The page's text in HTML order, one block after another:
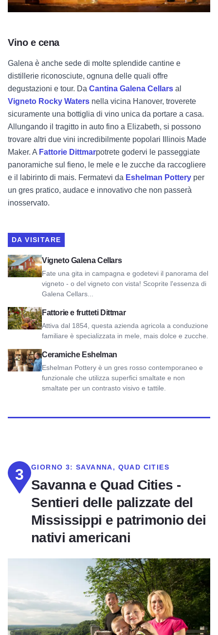
Vino e cena
Galena è anche sede di molte splendide cantine e
distillerie riconosciute, ognuna delle quali offre
degustazioni e tour. Da Cantina Galena Cellars al
Vigneto Rocky Waters nella vicina Hanover, troverete
sicuramente una bottiglia di vino unica da portare a casa.
Allungando il tragitto in auto fino a Elizabeth, si possono
trovare altri due vini incredibilmente popolari
Illinois Made
Maker. A Fattorie Dittmarpotrete godervi le passeggiate
panoramiche sul fieno, le mele e le zucche da raccogliere
e il labirinto di mais. Fermatevi da Eshelman Pottery per
un gres pratico, audace e innovativo che non passerà
inosservato.
DA VISITARE
Vigneto Galena Cellars
Fate una gita in campagna e godetevi il panorama del
vigneto - o del vigneto con vista! Scoprite l'essenza di
Galena Cellars...
Visualizza il vigneto Galena Cellars
Fattorie e frutteti Dittmar
Attiva dal 1854, questa azienda agricola a conduzione
familiare è specializzata in mele, mais dolce e zucche.
Vedi Fattorie e frutteti Dittmar
Ceramiche Eshelman
Eshelman Pottery è un gres rosso contemporaneo e
funzionale che utilizza superfici smaltate e non
smaltate per un contrasto visivo e tattile.
Vedi Ceramiche Eshelman
3 GIORNO 3:SAVANNA, QUAD CITIES
Savanna e Quad Cities -
Sentieri delle palizzate del
Mississippi e patrimonio dei
nativi americani